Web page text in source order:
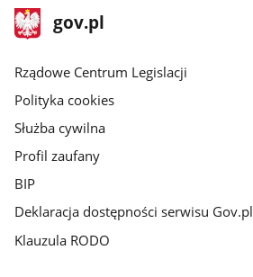
stopka
gov.plStrona
gov.pl
Rządowe Centrum Legislacji
Polityka cookies
Służba cywilna
Profil zaufany
BIP
Deklaracja dostępności serwisu Gov.pl
Klauzula RODO